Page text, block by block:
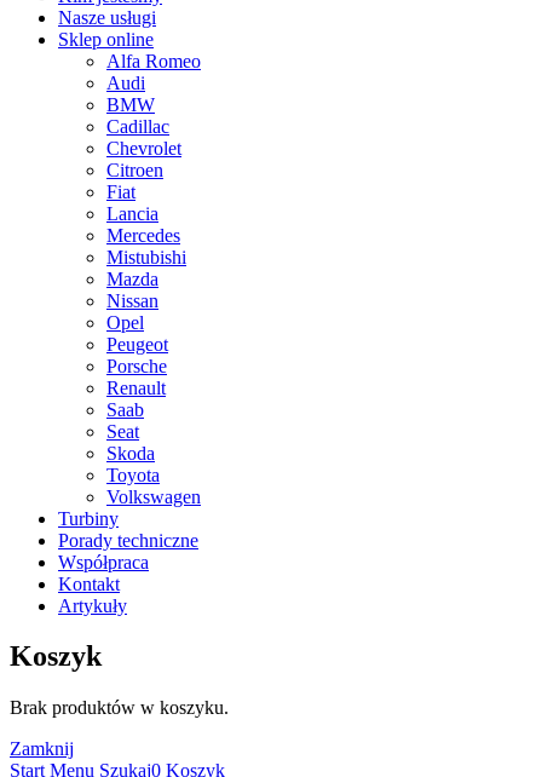
Nasze usługi
Sklep online
Alfa Romeo
Audi
BMW
Cadillac
Chevrolet
Citroen
Fiat
Lancia
Mercedes
Mistubishi
Mazda
Nissan
Opel
Peugeot
Porsche
Renault
Saab
Seat
Skoda
Toyota
Volkswagen
Turbiny
Porady techniczne
Współpraca
Kontakt
Artykuły
Koszyk
Brak produktów w koszyku.
Zamknij
Start Menu Szukaj0 Koszyk